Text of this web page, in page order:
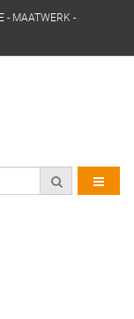
- MAATWERK -